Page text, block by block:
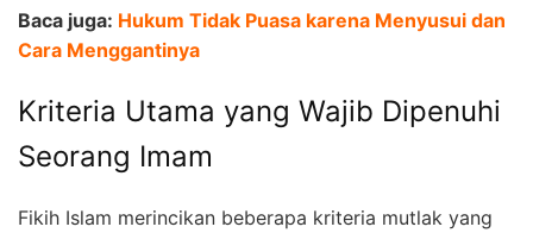
Baca juga: Hukum Tidak Puasa karena Menyusui dan
Cara Menggantinya
Kriteria Utama yang Wajib Dipenuhi
Seorang Imam
Fikih Islam merincikan beberapa kriteria mutlak yang